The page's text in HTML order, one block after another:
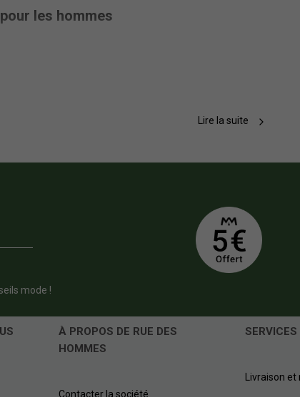
les hommes
l'homme
En effet, sa forme ample et décontractée, apporte un
en portent aussi sous des jeans ou des pantalons chino. En
le sport. Il vous apportera liberté et confort à la fois. Certaines
bien spécifiques (comme la microfibre) qui permettent de
Lire la suite
mode !
À PROPOS DE RUE DES
HOMMES
Contacter la société
SERVICES
Livraison